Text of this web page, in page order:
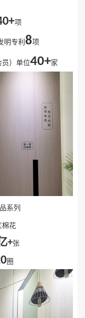
项
明专利 8项
）单位40+家
系列
棉花
+张
圈